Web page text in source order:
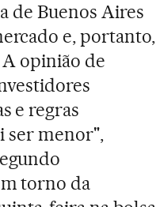
de Buenos Aires
e, portanto,
opinião de
e regras
ser menor",
torno da